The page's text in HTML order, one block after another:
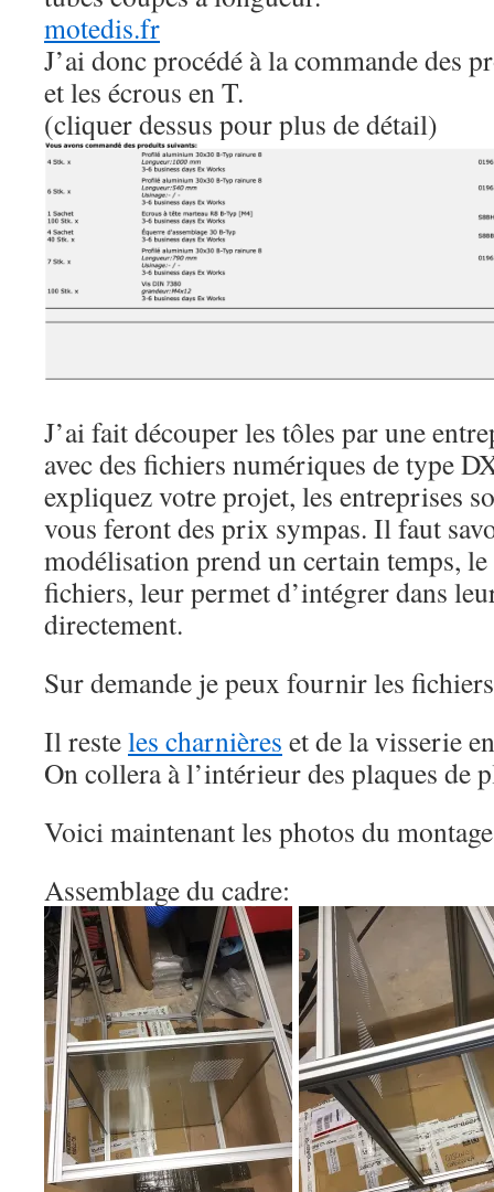
motedis.fr
J’ai donc procédé à la commande des
et les écrous en T.
(cliquer dessus pour plus de détail)
J’ai fait découper les tôles par une
avec des fichiers numériques de type
expliquez votre projet, les entreprises
vous feront des prix sympas. Il faut
modélisation prend un certain temps,
fichiers, leur permet d’intégrer dans
directement.
Sur demande je peux fournir les
Il resteles charnières et de la visserie
On collera à l’intérieur des plaques de
Voici maintenant les photos du
Assemblage du cadre: